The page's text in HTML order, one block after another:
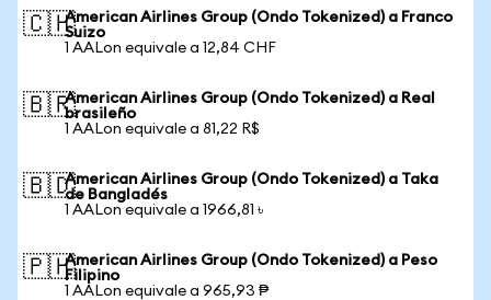
🇨🇭American Airlines Group (Ondo Tokenized) a Franco
Suizo
1 AALon equivale a 12,84 CHF
🇧🇷American Airlines Group (Ondo Tokenized) a Real
brasileño
1 AALon equivale a 81,22 R$
🇧🇩American Airlines Group (Ondo Tokenized) a Taka
de Bangladés
1 AALon equivale a 1966,81 ৳
🇵🇭American Airlines Group (Ondo Tokenized) a Peso
Filipino
1 AALon equivale a 965,93 ₱